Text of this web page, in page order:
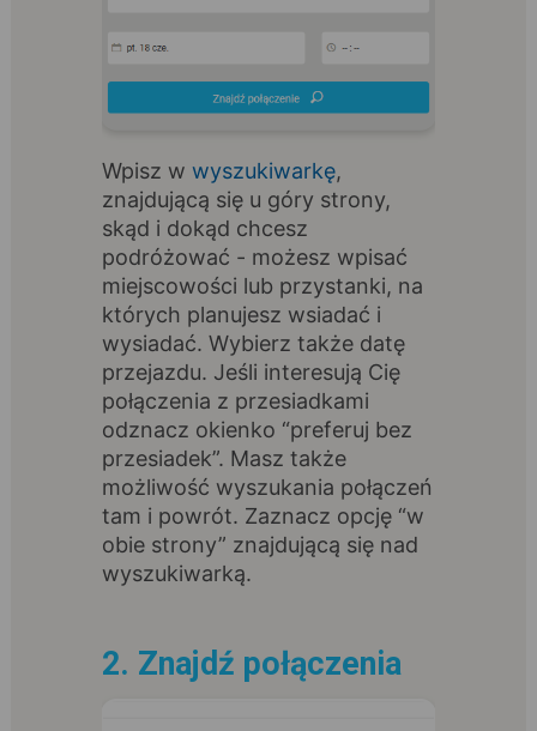
Wpisz w wyszukiwarkę,
znajdującą się u góry strony,
skąd i dokąd chcesz
podróżować - możesz wpisać
miejscowości lub przystanki, na
których planujesz wsiadać i
wysiadać. Wybierz także datę
przejazdu. Jeśli interesują Cię
połączenia z przesiadkami
odznacz okienko “preferuj bez
przesiadek”. Masz także
możliwość wyszukania połączeń
tam i powrót. Zaznacz opcję “w
obie strony” znajdującą się nad
wyszukiwarką.
2. Znajdź połączenia